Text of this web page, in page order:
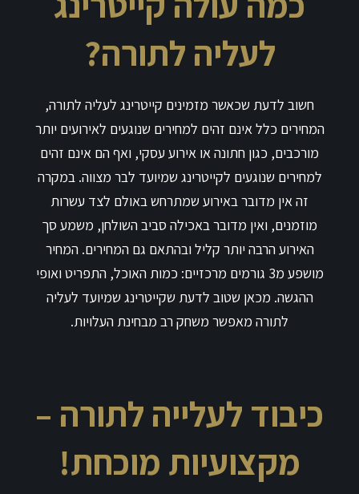
לעליה לתורה?
חשוב לדעת שכאשר מזמינים קייטרינג לעליה לתורה,
המחירים כלל אינם זהים למחירים שנוגעים לאירועים יותר
מורכבים, כגון חתונה או אירוע עסקי, ואף הם אינם זהים
למחירים שנוגעים לקייטרינג שמיועד לבר מצווה. במקרה
זה אין מדובר באירוע שמתרחש באולם לצד עשרות
מוזמנים, ואין מדובר באכילה סביב השולחן, משמע סך
האירוע הרבה יותר קליל ובהתאם גם המחירים. המחיר
מושפע מ3 גורמים מרכזיים: כמות האוכל, התפריט ואופי
ההגשה. מכאן שטוב לדעת שקייטרינג שמיועד לעליה
לתורה מאפשר משחק רב מבחינת העלויות.
כיבוד לעלייה לתורה –
מקצועיות מוכחת!